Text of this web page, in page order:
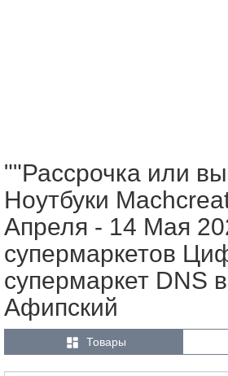
""Рассрочка или
Ноутбуки
Апреля - 14 Мая
супермаркетов
супермаркет DNS
Афипский
 Товары